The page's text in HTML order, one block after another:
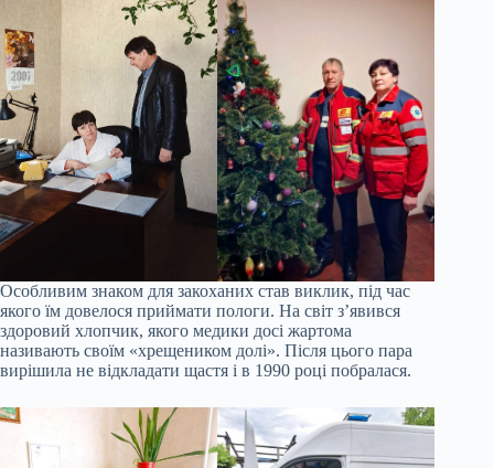
Особливим знаком для закоханих став виклик, під час
якого їм довелося приймати пологи. На світ з’явився
здоровий хлопчик, якого медики досі жартома
називають своїм «хрещеником долі». Після цього пара
вирішила не відкладати щастя і в 1990 році побралася.